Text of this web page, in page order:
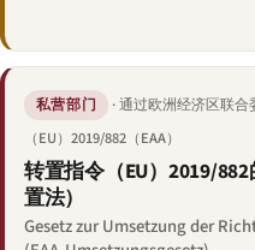
私营部门
· 通过欧洲经济区联
（EU）2019/882（EAA）
转置指令（EU）2019/
置法）
Gesetz zur Umsetzung der